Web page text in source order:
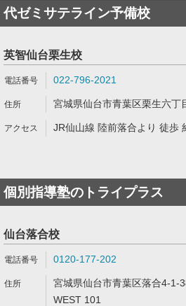
代ゼミサテライン予備校
英智仙台栗生校
022-796-2021
宮城県仙台市青葉区栗生六丁
JR仙山線 陸前落合より 徒歩
個別指導塾のトライプラス
仙台落合校
0120-177-202
宮城県仙台市青葉区落合4-1-
WEST 101